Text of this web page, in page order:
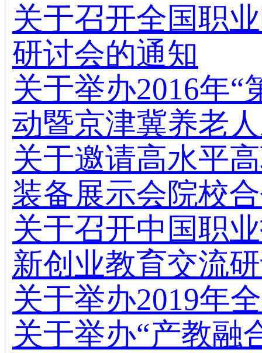
关于召开全国职
研讨会的通知
关于举办2016年
动暨京津冀养老
关于邀请高水平
装备展示会院校
关于召开中国职
新创业教育交流
关于举办2019年
关于举办“产教融